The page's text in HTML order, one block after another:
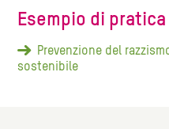
Esempio di pratica
Prevenzione del
sostenibile